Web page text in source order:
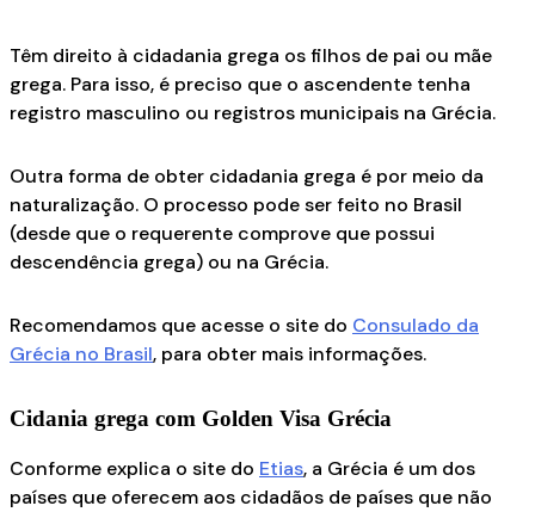
Têm direito à cidadania grega os filhos de pai ou mãe
grega. Para isso, é preciso que o ascendente tenha
registro masculino ou registros municipais na Grécia.
Outra forma de obter cidadania grega é por meio da
naturalização. O processo pode ser feito no Brasil
(desde que o requerente comprove que possui
descendência grega) ou na Grécia.
Recomendamos que acesse o site do Consulado da
Grécia no Brasil, para obter mais informações.
Cidania grega com Golden Visa Grécia
Conforme explica o site do Etias, a Grécia é um dos
países que oferecem aos cidadãos de países que não